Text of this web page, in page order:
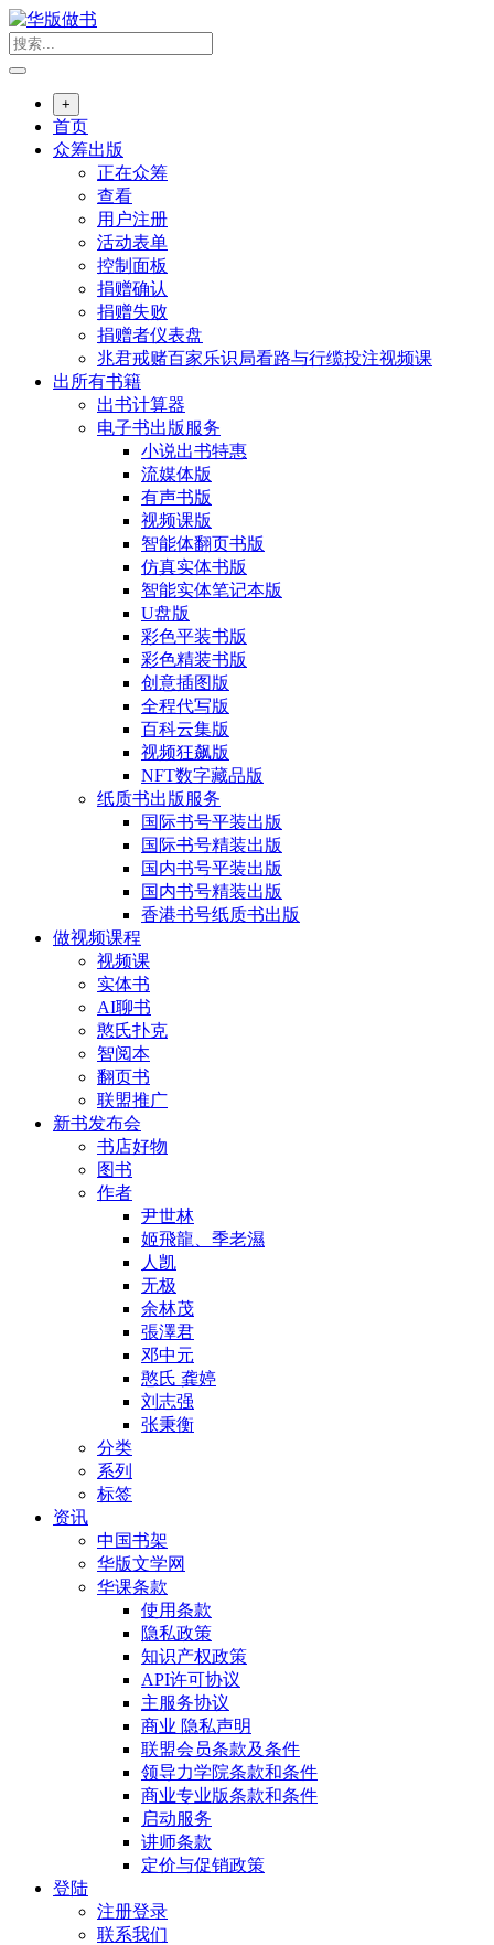
跳
转
到
+
首页
众筹出版
正在众筹
查看
用户注册
活动表单
控制面板
捐赠确认
捐赠失败
捐赠者仪表盘
兆君戒赌百家乐识局看路与行缆投注视频课
出所有书籍
出书计算器
电子书出版服务
小说出书特惠
流媒体版
有声书版
视频课版
智能体翻页书版
仿真实体书版
智能实体笔记本版
U盘版
彩色平装书版
彩色精装书版
创意插图版
全程代写版
百科云集版
视频狂飙版
NFT数字藏品版
纸质书出版服务
国际书号平装出版
国际书号精装出版
国内书号平装出版
国内书号精装出版
香港书号纸质书出版
做视频课程
视频课
实体书
AI聊书
憨氏扑克
智阅本
翻页书
联盟推广
新书发布会
书店好物
图书
作者
尹世林
姬飛龍、季老濕
人凯
无极
余林茂
張澤君
邓中元
憨氏 龚婷
刘志强
张秉衡
分类
系列
标签
资讯
中国书架
华版文学网
华课条款
使用条款
隐私政策
知识产权政策
API许可协议
主服务协议
商业 隐私声明
联盟会员条款及条件
领导力学院条款和条件
商业专业版条款和条件
启动服务
讲师条款
定价与促销政策
登陆
注册登录
联系我们